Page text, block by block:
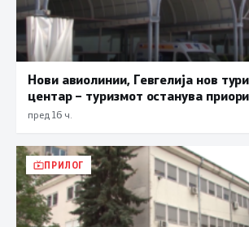
Нови авиолинии, Гевгелија нов
центар – туризмот останува
пред 16 ч.
ПРИЛОГ